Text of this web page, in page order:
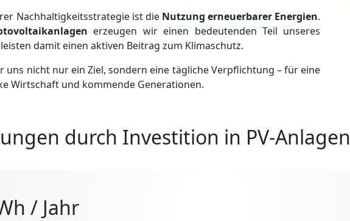
Nachhaltigkeitsstrategie ist die Nutzung erneuerbarer Energien.
erzeugen wir einen bedeutenden Teil unseres
damit einen aktiven Beitrag zum Klimaschutz.
uns nicht nur ein Ziel, sondern eine tägliche Verpflichtung – für eine
Wirtschaft und kommende Generationen.
durch Investition in PV-Anlagen
/ Jahr